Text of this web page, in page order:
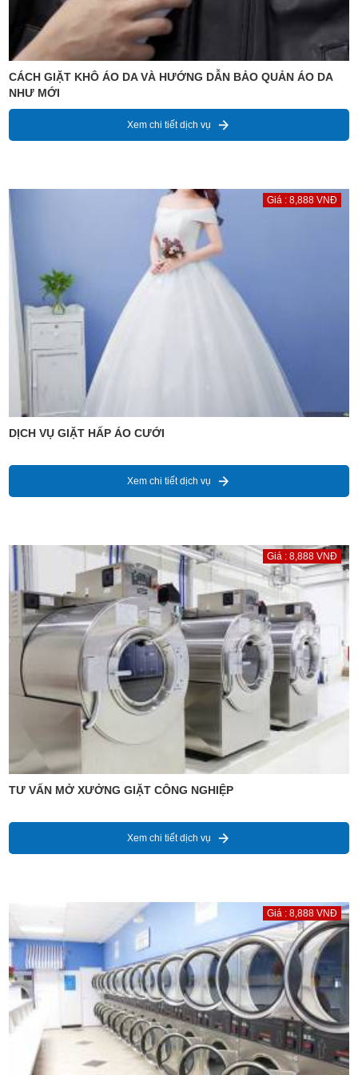
CÁCH GIẶT KHÔ ÁO DA VÀ HƯỚNG DẪN BẢO QUẢN ÁO DA
NHƯ MỚI
Xem chi tiết dịch vụ
Giá : 8,888 VNĐ
DỊCH VỤ GIẶT HẤP ÁO CƯỚI
Xem chi tiết dịch vụ
Giá : 8,888 VNĐ
TƯ VẤN MỞ XƯỞNG GIẶT CÔNG NGHIỆP
Xem chi tiết dịch vụ
Giá : 8,888 VNĐ